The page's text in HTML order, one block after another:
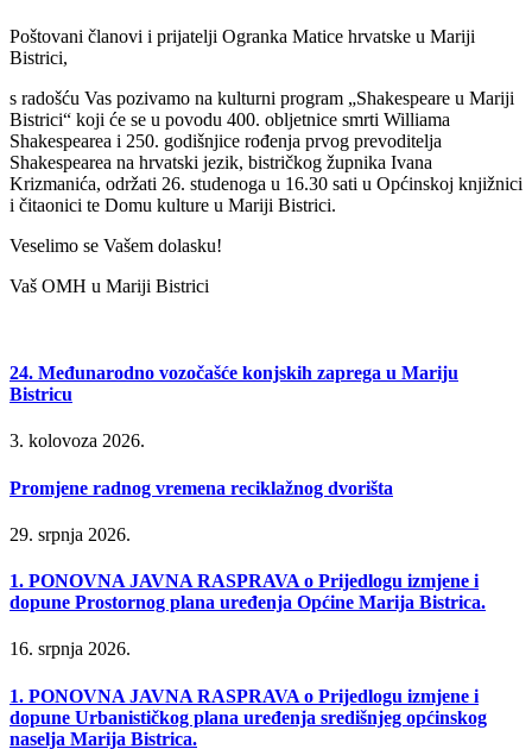
Poštovani članovi i prijatelji Ogranka Matice hrvatske u Mariji
Bistrici,
s radošću Vas pozivamo na kulturni program „Shakespeare u Mariji
Bistrici“ koji će se u povodu 400. obljetnice smrti Williama
Shakespearea i 250. godišnjice rođenja prvog prevoditelja
Shakespearea na hrvatski jezik, bistričkog župnika Ivana
Krizmanića, održati 26. studenoga u 16.30 sati u Općinskoj knjižnici
i čitaonici te Domu kulture u Mariji Bistrici.
Veselimo se Vašem dolasku!
Vaš OMH u Mariji Bistrici
24. Međunarodno vozočašće konjskih zaprega u Mariju
Bistricu
3. kolovoza 2026.
Promjene radnog vremena reciklažnog dvorišta
29. srpnja 2026.
1. PONOVNA JAVNA RASPRAVA o Prijedlogu izmjene i
dopune Prostornog plana uređenja Općine Marija Bistrica.
16. srpnja 2026.
1. PONOVNA JAVNA RASPRAVA o Prijedlogu izmjene i
dopune Urbanističkog plana uređenja središnjeg općinskog
naselja Marija Bistrica.